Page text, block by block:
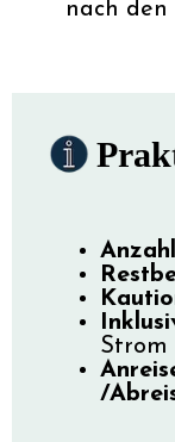
nach den
Strom
/